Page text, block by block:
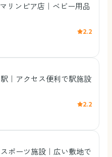
リンピア店｜ベビー用品
2.2
駅｜アクセス便利で駅施設
2.2
ポーツ施設｜広い敷地で